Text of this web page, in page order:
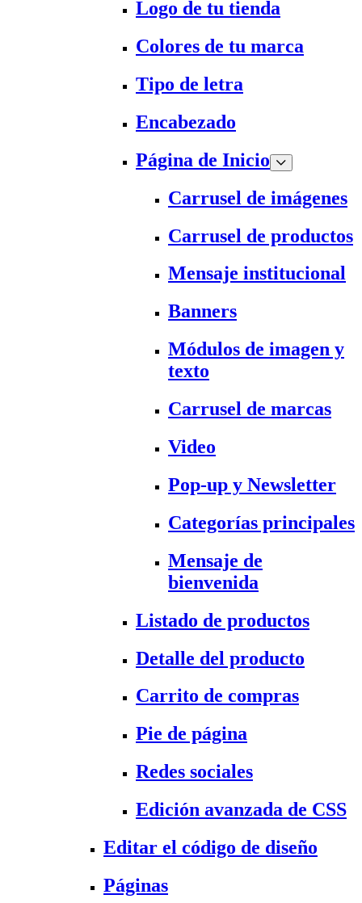
Logo de tu tienda
Colores de tu marca
Tipo de letra
Encabezado
Página de Inicio
Carrusel de imágenes
Carrusel de productos
Mensaje institucional
Banners
Módulos de imagen y
texto
Carrusel de marcas
Video
Pop-up y Newsletter
Categorías principales
Mensaje de
bienvenida
Listado de productos
Detalle del producto
Carrito de compras
Pie de página
Redes sociales
Edición avanzada de CSS
Editar el código de diseño
Páginas